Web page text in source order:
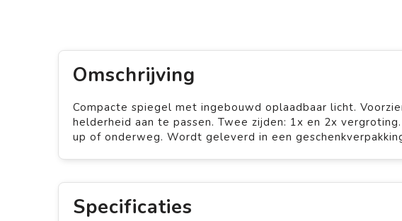
Omschrijving
Compacte spiegel met ingebouwd oplaadbaar licht.
helderheid aan te passen. Twee zijden: 1x en 2x
up of onderweg. Wordt geleverd in een
Specificaties